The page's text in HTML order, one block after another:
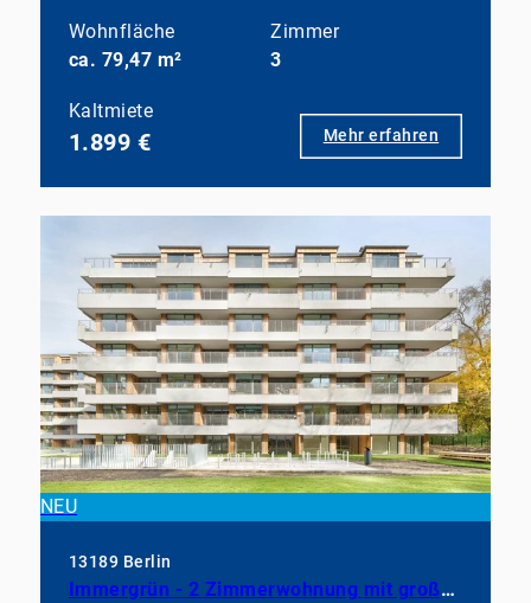
Wohnfläche
ca. 79,47 m²
Zimmer
3
Kaltmiete
1.899 € Mehr erfahren
NEU
13189 Berlin
Immergrün - 2 Zimmerwohnung mit großem Balkon, EBK und Duschbad